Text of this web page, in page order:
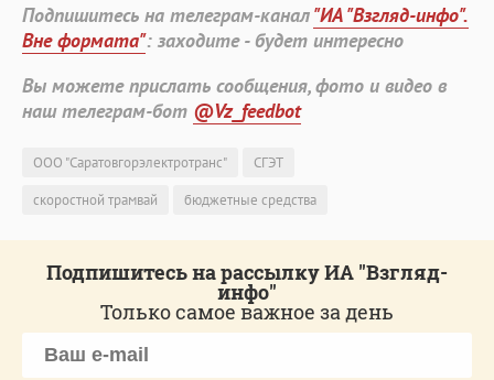
Подпишитесь на телеграм-канал"ИА "Взгляд-инфо".
Вне формата": заходите - будет интересно
Вы можете прислать сообщения, фото и видео в
наш телеграм-бот @Vz_feedbot
ООО "Саратовгорэлектротранс"
СГЭТ
скоростной трамвай
бюджетные средства
Подпишитесь на рассылку ИА "Взгляд-
инфо"
Только самое важное за день